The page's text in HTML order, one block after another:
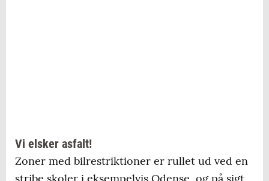
Vi elsker asfalt!
Zoner med bilrestriktioner er rullet ud ved en